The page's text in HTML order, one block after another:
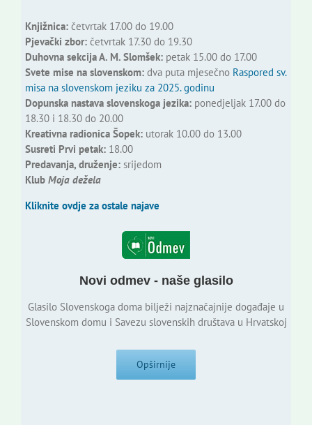
Knjižnica:četvrtak 17.00 do 19.00
Pjevački zbor:četvrtak 17.30 do 19.30
Duhovna sekcija A. M. Slomšek:petak 15.00 do 17.00
Svete mise na slovenskom:dva puta mjesečno Raspored sv.
misa na slovenskom jeziku za 2025. godinu
Dopunska nastava slovenskoga jezika:ponedjeljak 17.00 do
18.30 i 18.30 do 20.00
Kreativna radionica Šopek:utorak 10.00 do 13.00
Susreti Prvi petak:18.00
Predavanja, druženje:srijedom
Klub Moja dežela
Kliknite ovdje za ostale najave
Novi odmev - naše glasilo
Glasilo Slovenskoga doma bilježi najznačajnije događaje u
Slovenskom domu i Savezu slovenskih društava u Hrvatskoj
Opširnije